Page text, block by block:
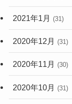
2021年1月 (31)
2020年12月 (31)
2020年11月 (30)
2020年10月 (31)